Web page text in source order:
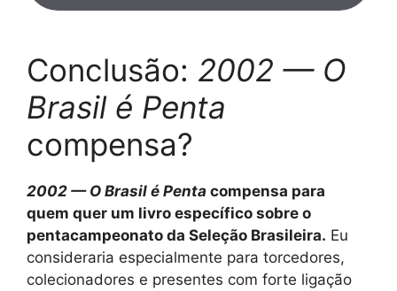
Conclusão: 2002 — O
Brasil é Penta
compensa?
2002 — O Brasil é Penta compensa para
quem quer um livro específico sobre o
pentacampeonato da Seleção Brasileira. Eu
consideraria especialmente para torcedores,
colecionadores e presentes com forte ligação